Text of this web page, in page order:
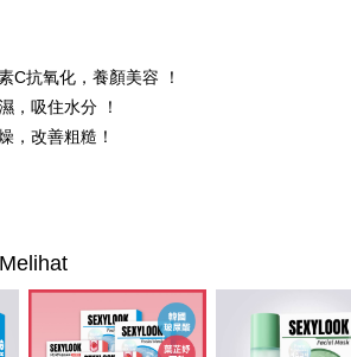
peribadi yang dikumpul (termasuk nama
penerima, no. telefon, alamat penerima) untuk
Sila rujuk kepada "Penyata Pengumpulan
Penggunaan"
) untuk maklumat lanjut.
daripada ibu bapa atau penjaga yang sah
Inc. di cs_tw@netprotections.co.jp
mengenai pemprosesan dan
percuma untuk pesanan
percuma untuk pesanan
Kadar Penghantaran
Kadar Penghantaran
C抗氧化，養顏美容 ！
，吸住水分 ！
，改善粗糙！